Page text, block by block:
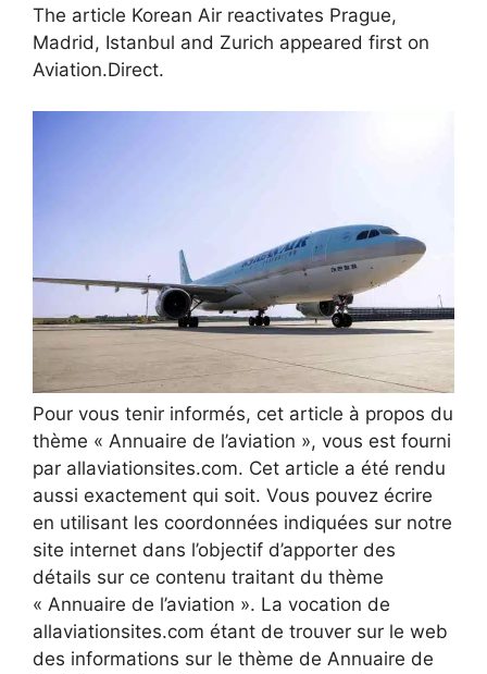
The article Korean Air reactivates Prague,
Madrid, Istanbul and Zurich appeared first on
Aviation.Direct.
Pour vous tenir informés, cet article à propos du
thème « Annuaire de l’aviation », vous est fourni
par allaviationsites.com. Cet article a été rendu
aussi exactement qui soit. Vous pouvez écrire
en utilisant les coordonnées indiquées sur notre
site internet dans l’objectif d’apporter des
détails sur ce contenu traitant du thème
« Annuaire de l’aviation ». La vocation de
allaviationsites.com étant de trouver sur le web
des informations sur le thème de Annuaire de